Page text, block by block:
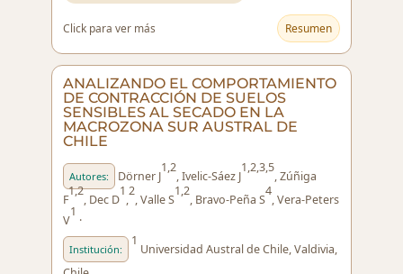
Click para ver más Resumen
ANALIZANDO EL COMPORTAMIENTO
DE CONTRACCIÓN DE SUELOS
SENSIBLES AL SECADO EN LA
MACROZONA SUR AUSTRAL DE
CHILE
Autores: Dörner J
1,2
, Ivelic-Sáez J
1,2,3,5
, Zúñiga
F
1,2
, Dec D
1
,
2
, Valle S
1,2
, Bravo-Peña S
4
, Vera-Peters
V
1
·
Institución:
1
Universidad Austral de Chile, Valdivia,